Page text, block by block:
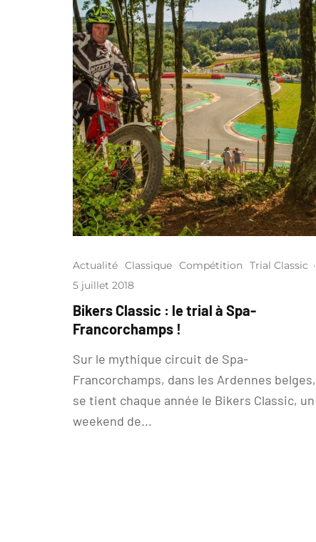
Actualité Classique Compétition Trial Classic ·
5 juillet 2018
Bikers Classic : le trial à Spa-
Francorchamps !
Sur le mythique circuit de Spa-
Francorchamps, dans les Ardennes belges,
se tient chaque année le Bikers Classic, un
weekend de...